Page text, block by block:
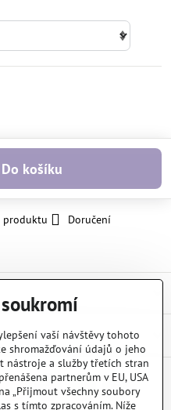
Do košíku
produktu
Doručení
Reddit LinkedInWhatsApp
E-
mail
vaší návštěvy tohoto
shromažďování údajů o jeho
nástroje a služby třetích stran
partnerům v EU, USA
„Přijmout všechny soubory
s tímto zpracováním. Níže